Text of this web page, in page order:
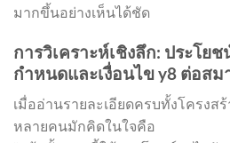
มากขึ้นอย่างเห็นได้ชัด
การวิเคราะห์เชิงลึก: ประโย
กำหนดและเงื่อนไข y8 ต่อส
เมื่ออ่านรายละเอียดครบทั้งโครงส
หลายคนมักคิดในใจคือ